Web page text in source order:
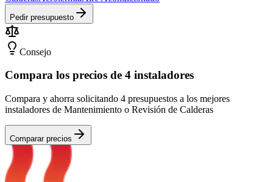
Pedir presupuesto
Consejo
Compara los precios de 4 instaladores
Compara y ahorra solicitando 4 presupuestos a los mejores
instaladores de Mantenimiento o Revisión de Calderas
Comparar precios